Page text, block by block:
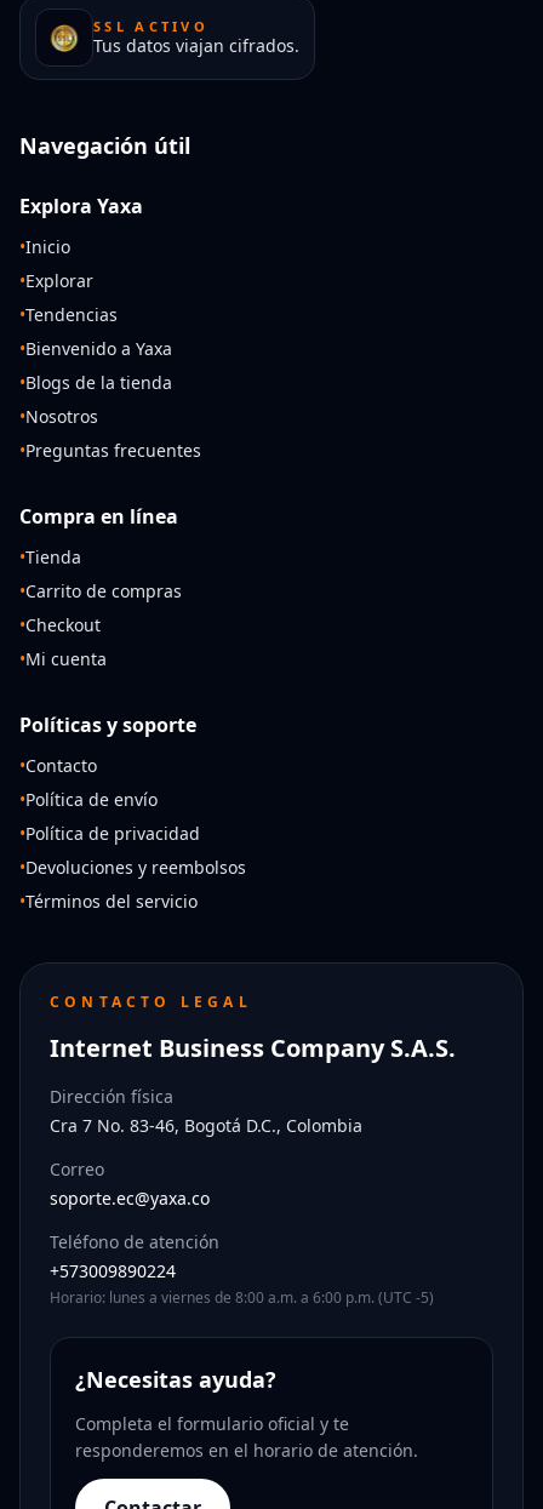
SSL ACTIVO
Tus datos viajan cifrados.
Navegación útil
Explora Yaxa
•Inicio
•Explorar
•Tendencias
•Bienvenido a Yaxa
•Blogs de la tienda
•Nosotros
•Preguntas frecuentes
Compra en línea
•Tienda
•Carrito de compras
•Checkout
•Mi cuenta
Políticas y soporte
•Contacto
•Política de envío
•Política de privacidad
•Devoluciones y reembolsos
•Términos del servicio
CONTACTO LEGAL
Internet Business Company S.A.S.
Dirección física
Cra 7 No. 83-46, Bogotá D.C., Colombia
Correo
soporte.ec@yaxa.co
Teléfono de atención
+573009890224
Horario: lunes a viernes de 8:00 a.m. a 6:00 p.m. (UTC -5)
¿Necesitas ayuda?
Completa el formulario oficial y te
responderemos en el horario de atención.